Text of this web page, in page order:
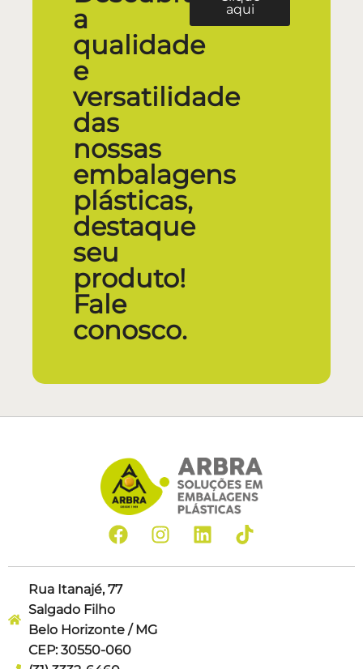
a
qualidade
e
versatilidade
das
nossas
embalagens
plásticas,
destaque
seu
produto!
Fale
conosco.
aqui
Rua Itanajé, 77
Salgado Filho
Belo Horizonte / MG
CEP: 30550-060